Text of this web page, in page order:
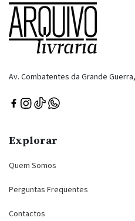
Av. Combatentes da Grande
Explorar
Quem Somos
Perguntas Frequentes
Contactos